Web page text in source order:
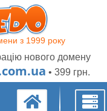
з 1999 року
нового домену
• 399 грн.